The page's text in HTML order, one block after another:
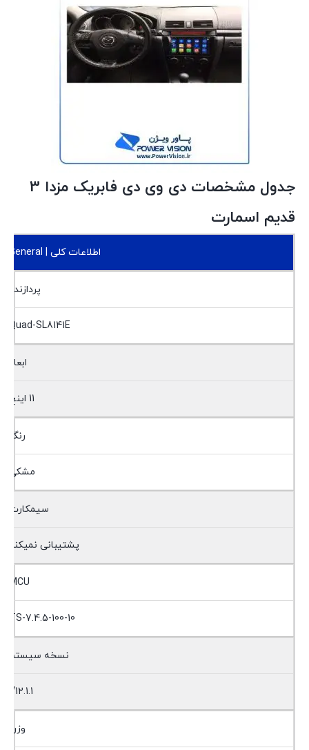
جدول مشخصات دی وی دی فابریک مزدا 3
قدیم اسمارت
اطلاعات کلی | General
پردازنده
Quad-SL8141E
ابعاد
11 اینچ
رنگ
مشکی
سیمکارت
پشتیبانی نمیکند
MCU
TS-7.4.5-100-10
نسخه سیستم
V12.1.1
وزن